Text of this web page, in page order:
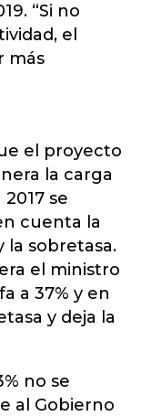
“Si no
el
más
el proyecto
la carga
se
cuenta la
la sobretasa.
el ministro
a 37% y en
y deja la
no se
al Gobierno